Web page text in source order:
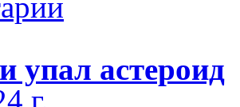
упал астероид